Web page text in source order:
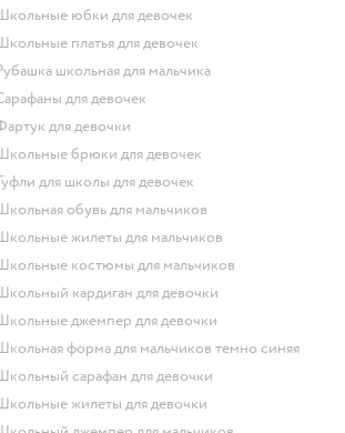
Школьные юбки для девочек
Школьные платья для девочек
Рубашка школьная для мальчика
Сарафаны для девочек
Фартук для девочки
Школьные брюки для девочек
Туфли для школы для девочек
Школьная обувь для мальчиков
Школьные жилеты для мальчиков
Школьные костюмы для мальчиков
Школьный кардиган для девочки
Школьные джемпер для девочки
Школьная форма для мальчиков темно синяя
Школьный сарафан для девочки
Школьные жилеты для девочки